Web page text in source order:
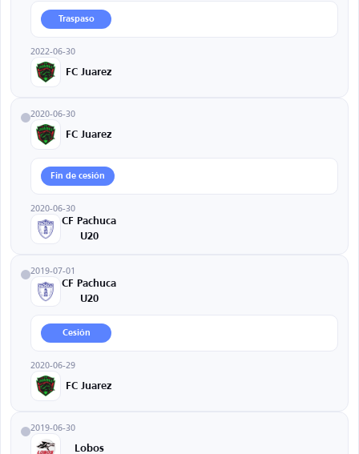
Traspaso
2022-06-30
FC Juarez
2020-06-30
FC Juarez
Fin de cesión
2020-06-30
CF Pachuca
U20
2019-07-01
CF Pachuca
U20
Cesión
2020-06-29
FC Juarez
2019-06-30
Lobos